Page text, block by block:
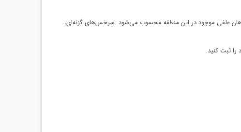
علفی موجود در این منطقه محسوب می‌شود. سرخس‌های گزنه‌ای،
را ثبت کنید.